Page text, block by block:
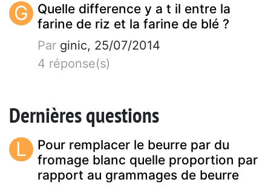
G
Quelle difference y a t il entre la
farine de riz et la farine de blé ?
Par ginic, 25/07/2014
4 réponse(s)
Dernières questions
L
Pour remplacer le beurre par du
fromage blanc quelle proportion par
rapport au grammages de beurre